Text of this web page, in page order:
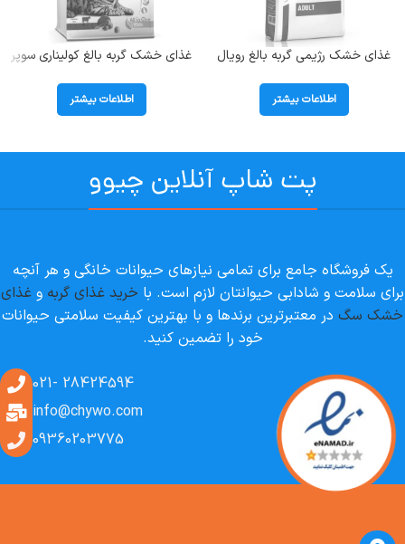
غذای خشک رژیمی گربه بالغ رویال
اطلاعات بیشتر
غذای خشک گربه بالغ کولیناری سوپر
اطلاعات بیشتر
پت شاپ آنلاین چیوو
یک فروشگاه جامع برای تمامی نیازهای حیوانات خانگی و هر آنچه
برای سلامت و شادابی حیوانتان لازم است. با خرید غذای گربه و غذای
خشک سگ در معتبرترین برندها و با بهترین کیفیت سلامتی حیوانات
خود را تضمین کنید.
28424594 -021
info@chywo.com
09360203775